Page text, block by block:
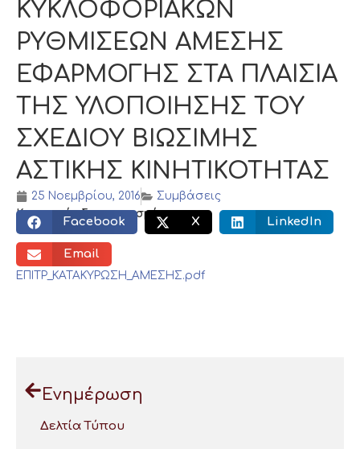
ΚΥΚΛΟΦΟΡΙΑΚΩΝ
ΡΥΘΜΙΣΕΩΝ ΑΜΕΣΗΣ
ΕΦΑΡΜΟΓΗΣ ΣΤΑ ΠΛΑΙΣΙΑ
ΤΗΣ ΥΛΟΠΟΙΗΣΗΣ ΤΟΥ
ΣΧΕΔΙΟΥ ΒΙΩΣΙΜΗΣ
ΑΣΤΙΚΗΣ ΚΙΝΗΤΙΚΟΤΗΤΑΣ
25 Νοεμβρίου, 2016
Συμβάσεις
Κοινωνικός διαμοιρασμός:
Facebook X LinkedIn
Email
ΕΠΙΤΡ_ΚΑΤΑΚΥΡΩΣΗ_ΑΜΕΣΗΣ.pdf
Ενημέρωση
Δελτία Τύπου